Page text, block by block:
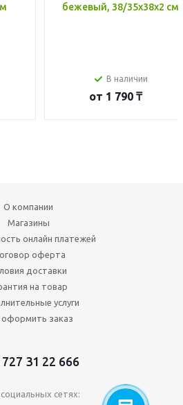
бежевый, 38/35x38x2 см
В наличии
от 1 790 ₸
О компании
Магазины
онлайн платежей
оферта
доставки
на товар
услуги
оформить заказ
727 31 22 666
сетях: